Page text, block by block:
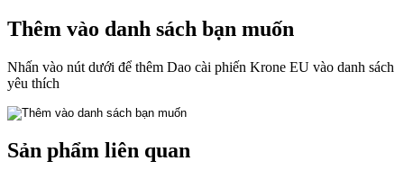
Thêm vào danh sách bạn muốn
Nhấn vào nút dưới để thêm Dao cài phiến Krone EU vào danh sách
yêu thích
Sản phẩm liên quan